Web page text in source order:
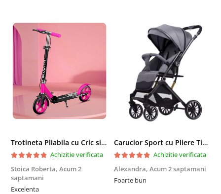
Trotineta Pliabila cu Cric si Maner Reglabil
Achizitie verificata
Stoica Roberta, Acum 2
saptamani
Excelenta
Carucior Sport cu Pliere Tip Troller si Maner Reversibil - Gri
Achizitie verificata
Alexandra, Acum 2 saptamani
Foarte bun